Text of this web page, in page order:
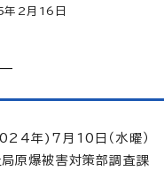
年2月 16 日
年)7月10日（水曜）
原爆被害対策部調査課